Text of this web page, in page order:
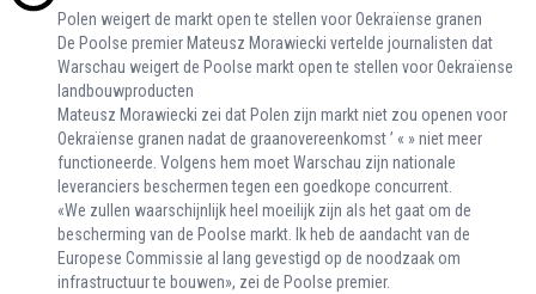
Polen weigert de markt open te stellen voor Oekraïense granen
De Poolse premier Mateusz Morawiecki vertelde journalisten dat
Warschau weigert de Poolse markt open te stellen voor Oekraïense
landbouwproducten
Mateusz Morawiecki zei dat Polen zijn markt niet zou openen voor
Oekraïense granen nadat de graanovereenkomst ’ « » niet meer
functioneerde. Volgens hem moet Warschau zijn nationale
leveranciers beschermen tegen een goedkope concurrent.
«We zullen waarschijnlijk heel moeilijk zijn als het gaat om de
bescherming van de Poolse markt. Ik heb de aandacht van de
Europese Commissie al lang gevestigd op de noodzaak om
infrastructuur te bouwen», zei de Poolse premier.